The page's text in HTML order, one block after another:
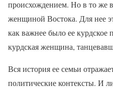
происхождением. Но в то же
женщиной Востока. Для нее
как важнее было ее курдское
курдская женщина,
Вся история ее семьи
политические контексты. И